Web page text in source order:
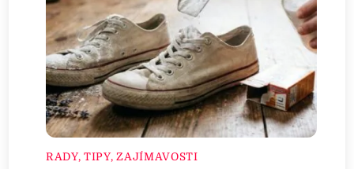
RADY, TIPY, ZAJÍMAVOSTI